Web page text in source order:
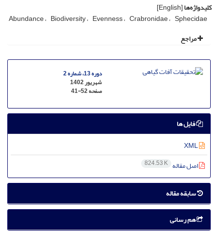
کلیدواژه‌ها[English]
Abundance Biodiversity Evenness Crabronidae Sphecidae
مراجع
دوره 13، شماره 2
شهریور 1402
صفحه41-52
فایل ها
اصل مقاله 824.53 K
سابقه مقاله
هم رسانی